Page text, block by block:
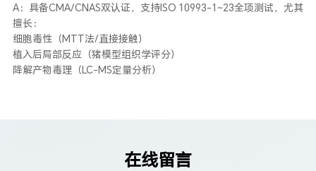
A：具备CMA/CNAS双认证，支持ISO 10993-1~23全项测试，尤其
擅长：
细胞毒性（MTT法/直接接触）
植入后局部反应（猪模型组织学评分）
降解产物毒理（LC-MS定量分析）
在线留言